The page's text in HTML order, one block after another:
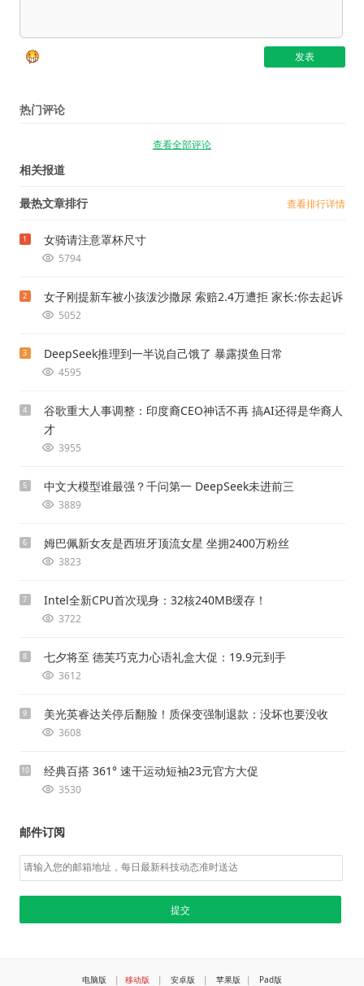
热门评论
查看全部评论
相关报道
最热文章排行 查看排行详情
1 女骑请注意罩杯尺寸
5794
2 女子刚提新车被小孩泼沙撒尿 索赔2.4万遭拒 家长:你去起诉
5052
3 DeepSeek推理到一半说自己饿了 暴露摸鱼日常
4595
4
谷歌重大人事调整：印度裔CEO神话不再 搞AI还得是华裔人
才
3955
5 中文大模型谁最强？千问第一 DeepSeek未进前三
3889
6 姆巴佩新女友是西班牙顶流女星 坐拥2400万粉丝
3823
7 Intel全新CPU首次现身：32核240MB缓存！
3722
8 七夕将至 德芙巧克力心语礼盒大促：19.9元到手
3612
9 美光英睿达关停后翻脸！质保变强制退款：没坏也要没收
3608
10 经典百搭 361° 速干运动短袖23元官方大促
3530
邮件订阅
电脑版 | 移动版 | 安卓版 | 苹果版 | Pad版